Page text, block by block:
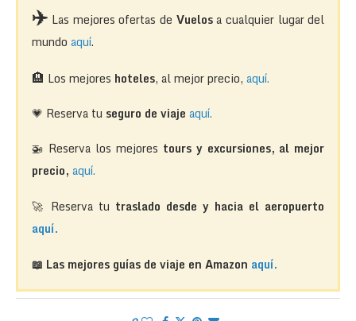
✈️ Las mejores ofertas de Vuelosa cualquier lugar del
mundo aquí.
🏨 Los mejores hoteles, al mejor precio, aquí.
💗 Reserva tu seguro de viaje aquí.
🚁 Reserva los mejores tours y excursiones, al mejor
precio, aquí.
🚀 Reserva tu traslado desde y hacia el aeropuerto
aquí.
📖 Las mejores guías de viaje en Amazon aquí.